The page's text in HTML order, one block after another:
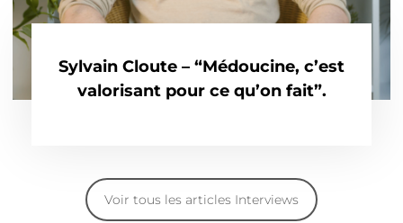
Sylvain Cloute – “Médoucine, c’est
valorisant pour ce qu’on fait”.
Voir tous les articles Interviews